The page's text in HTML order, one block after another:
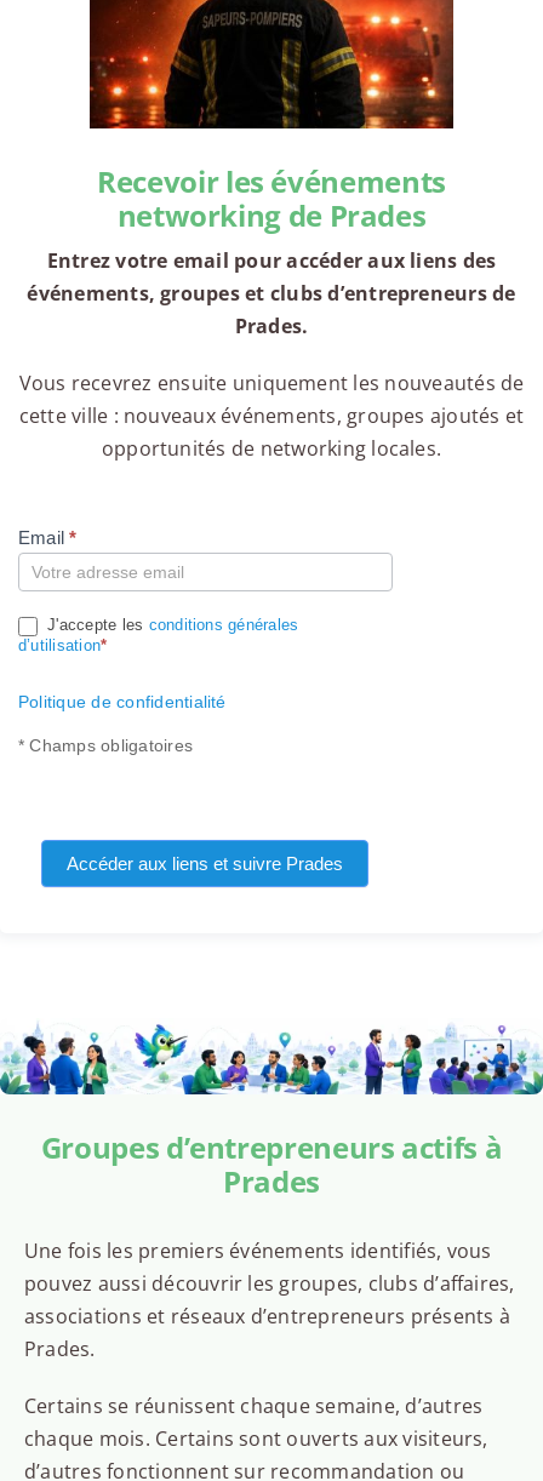
Recevoir les événements
networking de Prades
Entrez votre email pour accéder aux liens des
événements, groupes et clubs d’entrepreneurs de
Prades.
Vous recevrez ensuite uniquement les nouveautés de
cette ville : nouveaux événements, groupes ajoutés et
opportunités de networking locales.
Compte
Email*
J'accepte les conditions générales
d’utilisation*
Politique de confidentialité
* Champs obligatoires
Accéder aux liens et suivre Prades
Groupes d’entrepreneurs actifs à
Prades
Une fois les premiers événements identifiés, vous
pouvez aussi découvrir les groupes, clubs d’affaires,
associations et réseaux d’entrepreneurs présents à
Prades.
Certains se réunissent chaque semaine, d’autres
chaque mois. Certains sont ouverts aux visiteurs,
d’autres fonctionnent sur recommandation ou